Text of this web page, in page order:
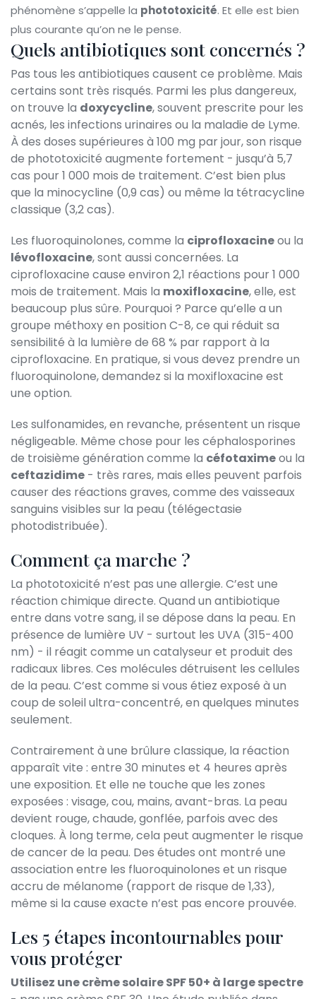
phénomène s’appelle la phototoxicité. Et elle est bien
plus courante qu’on ne le pense.
Quels antibiotiques sont concernés ?
Pas tous les antibiotiques causent ce problème. Mais
certains sont très risqués. Parmi les plus dangereux,
on trouve la doxycycline, souvent prescrite pour les
acnés, les infections urinaires ou la maladie de Lyme.
À des doses supérieures à 100 mg par jour, son risque
de phototoxicité augmente fortement - jusqu’à 5,7
cas pour 1 000 mois de traitement. C’est bien plus
que la minocycline (0,9 cas) ou même la tétracycline
classique (3,2 cas).
Les fluoroquinolones, comme la ciprofloxacineou la
lévofloxacine, sont aussi concernées. La
ciprofloxacine cause environ 2,1 réactions pour 1 000
mois de traitement. Mais la moxifloxacine, elle, est
beaucoup plus sûre. Pourquoi ? Parce qu’elle a un
groupe méthoxy en position C-8, ce qui réduit sa
sensibilité à la lumière de 68 % par rapport à la
ciprofloxacine. En pratique, si vous devez prendre un
fluoroquinolone, demandez si la moxifloxacine est
une option.
Les sulfonamides, en revanche, présentent un risque
négligeable. Même chose pour les céphalosporines
de troisième génération comme la céfotaximeou la
ceftazidime - très rares, mais elles peuvent parfois
causer des réactions graves, comme des vaisseaux
sanguins visibles sur la peau (télégectasie
photodistribuée).
Comment ça marche ?
La phototoxicité n’est pas une allergie. C’est une
réaction chimique directe. Quand un antibiotique
entre dans votre sang, il se dépose dans la peau. En
présence de lumière UV - surtout les UVA (315-400
nm) - il réagit comme un catalyseur et produit des
radicaux libres. Ces molécules détruisent les cellules
de la peau. C’est comme si vous étiez exposé à un
coup de soleil ultra-concentré, en quelques minutes
seulement.
Contrairement à une brûlure classique, la réaction
apparaît vite : entre 30 minutes et 4 heures après
une exposition. Et elle ne touche que les zones
exposées : visage, cou, mains, avant-bras. La peau
devient rouge, chaude, gonflée, parfois avec des
cloques. À long terme, cela peut augmenter le risque
de cancer de la peau. Des études ont montré une
association entre les fluoroquinolones et un risque
accru de mélanome (rapport de risque de 1,33),
même si la cause exacte n’est pas encore prouvée.
Les 5 étapes incontournables pour
vous protéger
Utilisez une crème solaire SPF 50+ à large spectre